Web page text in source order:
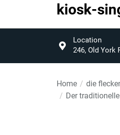
kiosk-
kiosk-
Location
246, Old York
Home
die
Der